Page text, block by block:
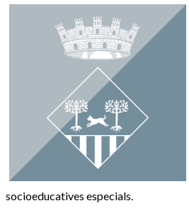
socioeducatives especials.